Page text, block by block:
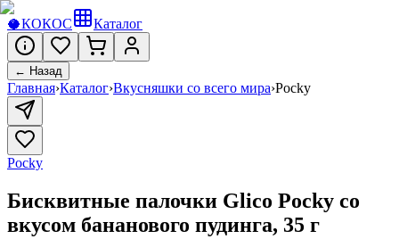
🥥КОКОС Каталог
← Назад
Главная›Каталог›Вкусняшки со всего мира›Pocky
Pocky
Бисквитные палочки Glico Pocky со
вкусом бананового пудинга, 35 г